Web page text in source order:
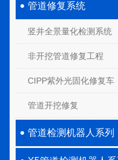
管道修复系统
竖井全景量化检测系统
非开挖管道修复工程
CIPP紫外光固化修复车
管道开挖修复
管道检测机器人系列